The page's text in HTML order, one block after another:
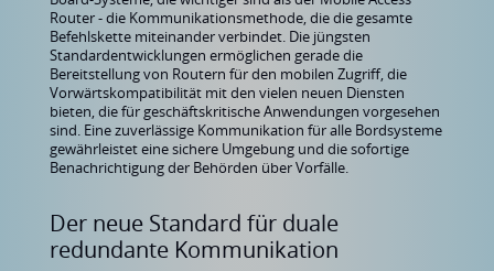
Router - die Kommunikationsmethode, die die gesamte
Befehlskette miteinander verbindet. Die jüngsten
Standardentwicklungen ermöglichen gerade die
Bereitstellung von Routern für den mobilen Zugriff, die
Vorwärtskompatibilität mit den vielen neuen Diensten
bieten, die für geschäftskritische Anwendungen vorgesehen
sind. Eine zuverlässige Kommunikation für alle Bordsysteme
gewährleistet eine sichere Umgebung und die sofortige
Benachrichtigung der Behörden über Vorfälle.
Der neue Standard für duale
redundante Kommunikation